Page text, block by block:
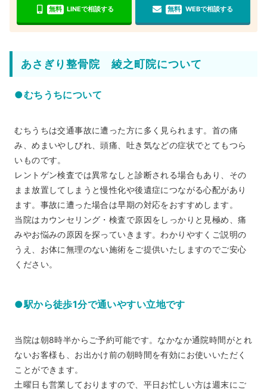
無料 LINEで相談する 無料 WEBで相談する
あさぎり整骨院 綾之町院について
●むちうちについて
むちうちは交通事故に遭った方に多く見られます。首の痛
み、めまいやしびれ、頭痛、吐き気などの症状でとてもつら
いものです。
レントゲン検査では異常なしと診断される場合もあり、その
まま放置してしまうと慢性化や後遺症につながる心配があり
ます。事故に遭った場合は早期の対応をおすすめします。
当院はカウンセリング・検査で原因をしっかりと見極め、痛
みやお悩みの原因を探っていきます。わかりやすくご説明の
うえ、お体に無理のない施術をご提供いたしますのでご安心
ください。
●駅から徒歩1分で通いやすい立地です
当院は朝8時半からご予約可能です。なかなか通院時間がとれ
ないお客様も、お出かけ前の朝時間を有効にお使いいただく
ことができます。
土曜日も営業しておりますので、平日お忙しい方は週末にご